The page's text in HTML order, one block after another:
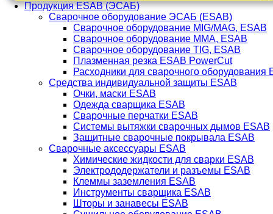
Продукция ESAB (ЭСАБ)
Сварочное оборудование ЭСАБ (ESAB)
Сварочное оборудование MIG/MAG, ESAB
Сварочное оборудование ММА, ESAB
Сварочное оборудование TIG, ESAB
Плазменная резка ESAB PowerCut
Расходники для сварочного оборудования
Средства индивидуальной защиты ESAB
Очки, маски ESAB
Одежда сварщика ESAB
Сварочные перчатки ESAB
Системы вытяжки сварочных дымов ESAB
Защитные сварочные покрывала ESAB
Сварочные аксессуары ESAB
Химические жидкости для сварки ESAB
Электрододержатели и разъемы ESAB
Клеммы заземления ESAB
Инструменты сварщика ESAB
Шторы и занавесы ESAB